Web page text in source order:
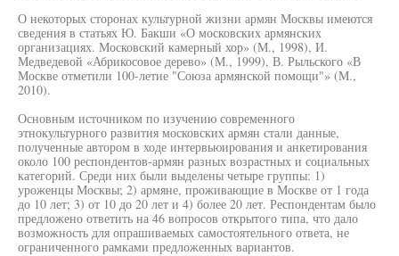
О некоторых сторонах культурной жизни армян Москвы имеются
сведения в статьях Ю. Бакши «О московских армянских
организациях. Московский камерный хор» (М., 1998), И.
Медведевой «Абрикосовое дерево» (М., 1999), В. Рыльского «В
Москве отметили 100-летие "Союза армянской помощи"» (М.,
2010).
Основным источником по изучению современного
этнокультурного развития московских армян стали данные,
полученные автором в ходе интервьюирования и анкетирования
около 100 респондентов-армян разных возрастных и социальных
категорий. Среди них были выделены четыре группы: 1)
уроженцы Москвы; 2) армяне, проживающие в Москве от 1 года
до 10 лет; 3) от 10 до 20 лет и 4) более 20 лет. Респондентам было
предложено ответить на 46 вопросов открытого типа, что дало
возможность для опрашиваемых самостоятельного ответа, не
ограниченного рамками предложенных вариантов.